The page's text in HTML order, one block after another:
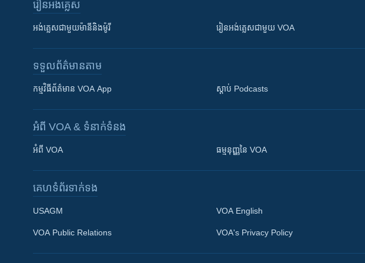
រៀន​​អង់គ្លេស
អង់គ្លេស​ជាមួយ​ម៉ានី​និង​ម៉ូរី រៀន​​​​​​អង់គ្លេស​​ជាមួយ VOA
ទទួល​ព័ត៌មាន​តាម
កម្មវិធី​ព័ត៌មាន VOA App ស្តាប់ Podcasts
អំពី​ VOA & ទំនាក់ទំនង
អំពី​ VOA ធម្មនុញ្ញ​នៃ VOA
គេហទំព័រ​​ទាក់ទង
USAGM
VOA Public Relations
VOA English
VOA's Privacy Policy